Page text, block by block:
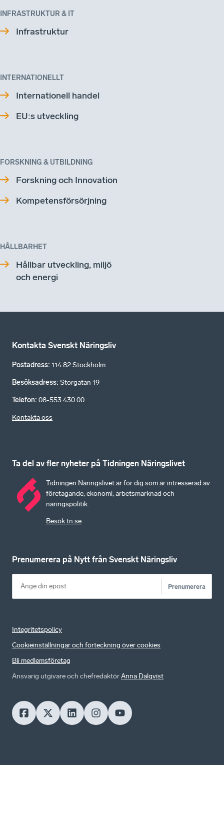
INFRASTRUKTUR & IT
Infrastruktur
INTERNATIONELLT
Internationell handel
EU:s utveckling
FORSKNING & UTBILDNING
Forskning och Innovation
Kompetensförsörjning
HÅLLBARHET
Hållbar utveckling, miljö
och energi
Kontakta Svenskt Näringsliv
Postadress: 114 82 Stockholm
Besöksadress: Storgatan 19
Telefon: 08-553 430 00
Kontakta oss
Ta del av fler nyheter på Tidningen Näringslivet
Tidningen Näringslivet är för dig som är intresserad av
företagande, ekonomi, arbetsmarknad och
näringspolitik.
Besök tn.se
Prenumerera på Nytt från Svenskt Näringsliv
Prenumerera
Integritetspolicy
Cookieinställningar och förteckning över cookies
Bli medlemsföretag
Ansvarig utgivare och chefredaktörAnna Dalqvist